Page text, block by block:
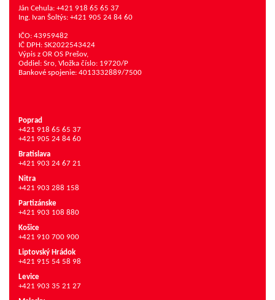
Ján Cehula: +421 918 65 65 37
Ing. Ivan Šoltýs: +421 905 24 84 60
IČO: 43959482
IČ DPH: SK2022543424
Výpis z OR OS Prešov,
Oddiel: Sro, Vložka číslo: 19720/P
Bankové spojenie: 4013332889/7500
Poprad
+421 918 65 65 37
+421 905 24 84 60
Bratislava
+421 903 24 67 21
Nitra
+421 903 288 158
Partizánske
+421 903 108 880
Košice
+421 910 700 900
Liptovský Hrádok
+421 915 54 58 98
Levice
+421 903 35 21 27